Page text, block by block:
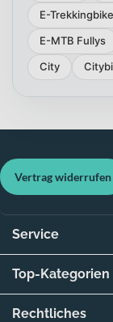
E-
E-MTB Fullys
City
Vertrag widerrufen
Service
Top-Kategorien
Rechtliches